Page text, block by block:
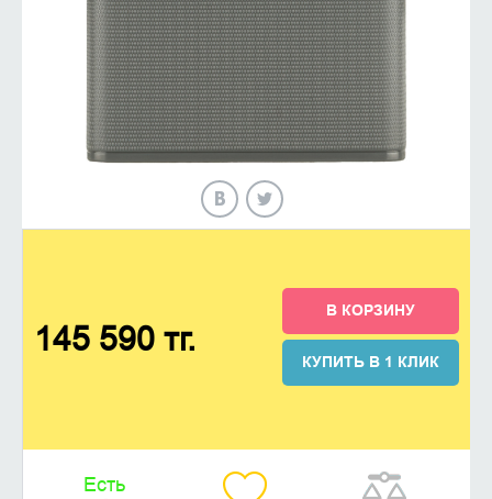
145 590 тг.
В КОРЗИНУ
КУПИТЬ В 1 КЛИК
Есть